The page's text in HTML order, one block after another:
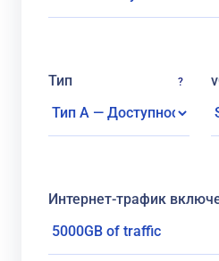
Тип ?
Интернет-трафик